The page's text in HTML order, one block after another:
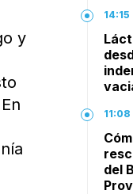
y
14:15
11:08
del